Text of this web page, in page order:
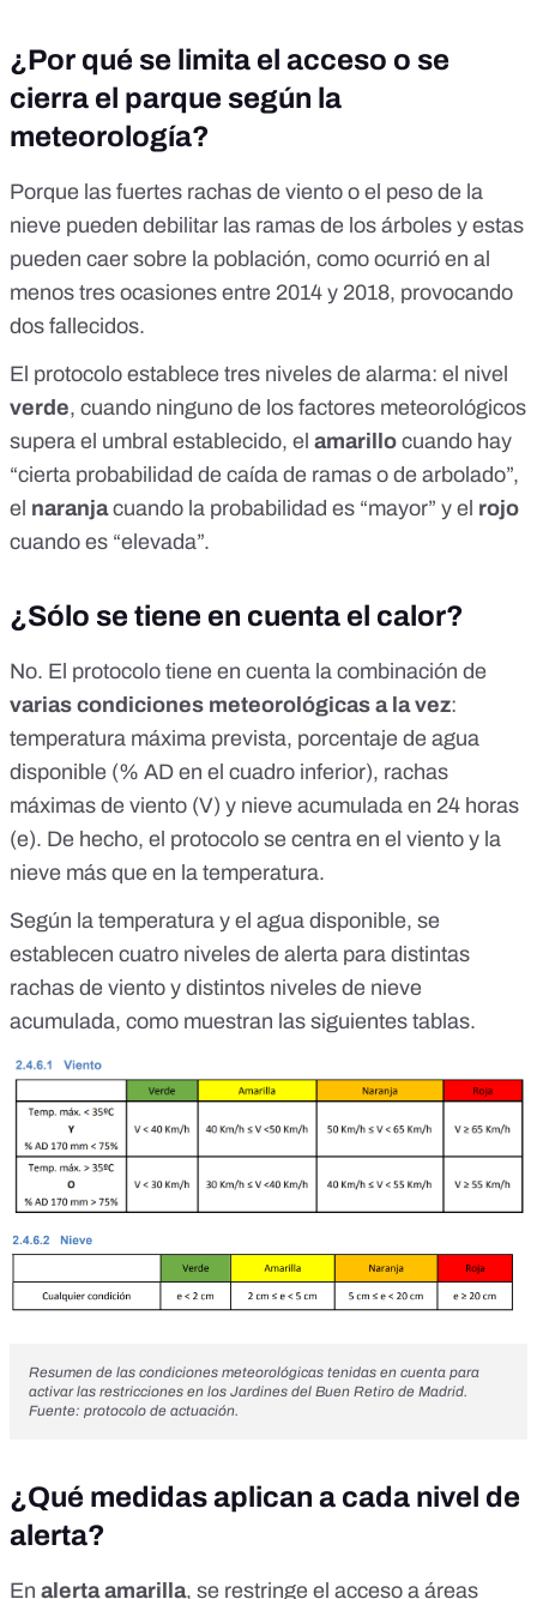
¿Por qué se limita el acceso o se
cierra el parque según la
meteorología?
Porque las fuertes rachas de viento o el peso de la
nieve pueden debilitar las ramas de los árboles y estas
pueden caer sobre la población, como ocurrió en al
menos tres ocasiones entre 2014 y 2018, provocando
dos fallecidos.
El protocolo establece tres niveles de alarma: el nivel
verde, cuando ninguno de los factores meteorológicos
supera el umbral establecido, el amarillo cuando hay
“cierta probabilidad de caída de ramas o de arbolado”,
el naranjacuando la probabilidad es “mayor” y el rojo
cuando es “elevada”.
¿Sólo se tiene en cuenta el calor?
No. El protocolo tiene en cuenta la combinación de
varias condiciones meteorológicas a la vez:
temperatura máxima prevista, porcentaje de agua
disponible (% AD en el cuadro inferior), rachas
máximas de viento (V) y nieve acumulada en 24 horas
(e). De hecho, el protocolo se centra en el viento y la
nieve más que en la temperatura.
Según la temperatura y el agua disponible, se
establecen cuatro niveles de alerta para distintas
rachas de viento y distintos niveles de nieve
acumulada, como muestran las siguientes tablas.
Resumen de las condiciones meteorológicas tenidas en cuenta para
activar las restricciones en los Jardines del Buen Retiro de Madrid.
Fuente: protocolo de actuación.
¿Qué medidas aplican a cada nivel de
alerta?
En alerta amarilla, se restringe el acceso a áreas